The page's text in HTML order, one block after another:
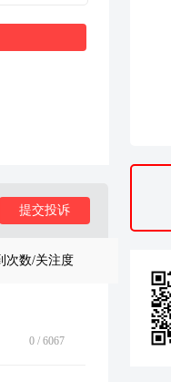
提交投诉
次数/关注度
0 / 6067